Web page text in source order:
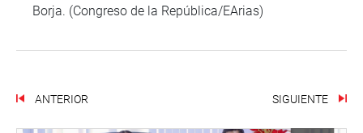
Borja. (Congreso de la República/EArias)
ANTERIOR SIGUIENTE